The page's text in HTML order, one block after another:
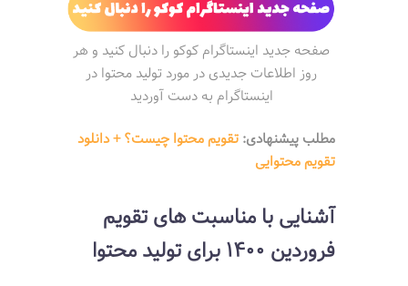
صفحه جدید اینستاگرام کوکو را دنبال کنید و هر
روز اطلاعات جدیدی در مورد تولید محتوا در
اینستاگرام به دست آوردید
مطلب پیشنهادی: تقویم محتوا چیست؟ + دانلود
تقویم محتوایی
آشنایی با مناسبت های تقویم
فروردین 1400 برای تولید محتوا